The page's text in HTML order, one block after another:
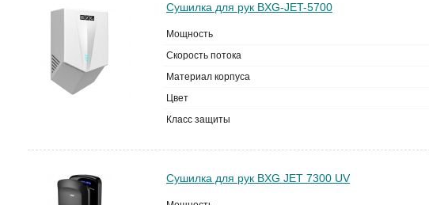
Сушилка для рук BXG-JET-5700
Мощность
Скорость потока
Материал корпуса
Цвет
Класс защиты
Сушилка для рук BXG JET 7300 UV